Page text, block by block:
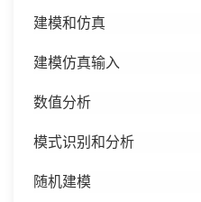
建模和仿真
建模仿真输入
数值分析
模式识别和分析
随机建模